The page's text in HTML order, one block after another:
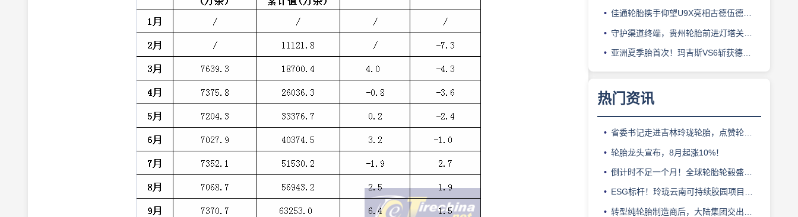
佳通轮胎携手仰望U9X亮相古德伍德，以轮胎科技挑战性能边界
守护渠道终端，贵州轮胎前进灯塔关爱基金驰援长春受灾门店
亚洲夏季胎首次！玛吉斯VS6斩获德国TÜV SÜD高阶认证
热门资讯
省委书记走进吉林玲珑轮胎，点赞轮胎智造标杆
轮胎龙头宣布，8月起涨10%！
倒计时不足一个月！全球轮胎轮毂盛会即将登陆上海！
ESG标杆！玲珑云南可持续胶园项目获评最佳实践
转型纯轮胎制造商后，大陆集团交出亮眼业绩